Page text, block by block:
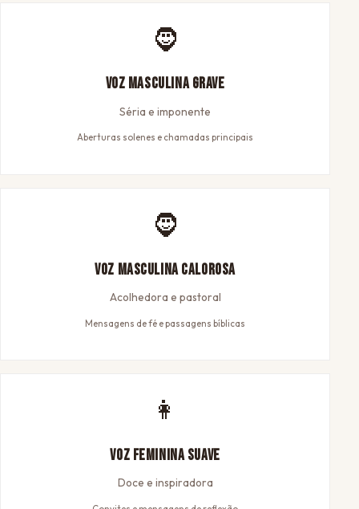
🧔
Voz Masculina Grave
Séria e imponente
Aberturas solenes e chamadas principais
🧔
Voz Masculina Calorosa
Acolhedora e pastoral
Mensagens de fé e passagens bíblicas
👩
Voz Feminina Suave
Doce e inspiradora